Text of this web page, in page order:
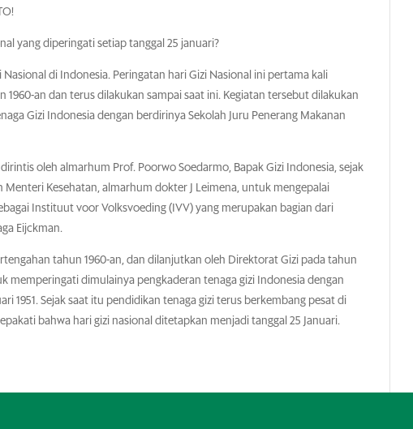
yang diperingati setiap tanggal 25 januari?
di Indonesia. Peringatan hari Gizi Nasional ini pertama kali
1960-an dan terus dilakukan sampai saat ini. Kegiatan tersebut dilakukan
Gizi Indonesia dengan berdirinya Sekolah Juru Penerang Makanan
oleh almarhum Prof. Poorwo Soedarmo, Bapak Gizi Indonesia, sejak
Kesehatan, almarhum dokter J Leimena, untuk mengepalai
Instituut voor Volksvoeding (IVV) yang merupakan bagian dari
Eijckman.
tahun 1960-an, dan dilanjutkan oleh Direktorat Gizi pada tahun
memperingati dimulainya pengkaderan tenaga gizi Indonesia dengan
1951. Sejak saat itu pendidikan tenaga gizi terus berkembang pesat di
bahwa hari gizi nasional ditetapkan menjadi tanggal 25 Januari.